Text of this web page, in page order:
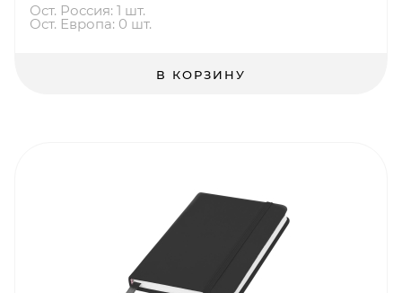
Ост. Россия: 1 шт.
Ост. Европа: 0 шт.
В КОРЗИНУ